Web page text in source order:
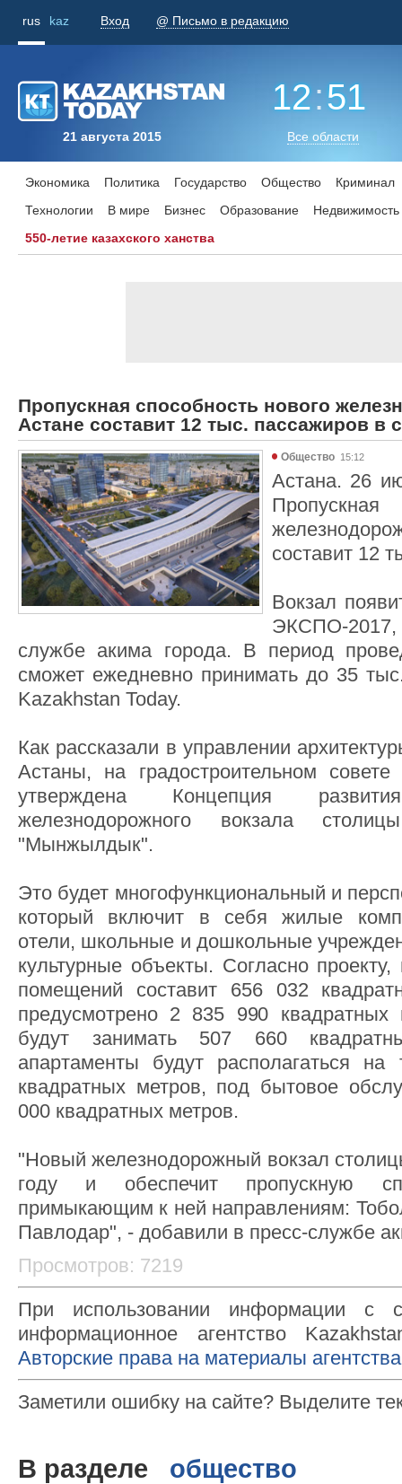
rus kaz Вход @ Письмо в редакцию
21 августа 2015
12:51
Все области
Экономика Политика Государство Общество
Криминал
Технологии
В мире Бизнес Образование
Недвижимость
550-летие казахского ханства
Пропускная способность нового
Астане составит 12 тыс. пассажиров в
Общество 15:12
Астана. 26
составит 12
Вокзал
ЭКСПО-
службе акима города. В период
сможет ежедневно принимать до 35
Kazakhstan Today.
Как рассказали в управлении
Астаны, на градостроительном
утверждена Концепция
железнодорожного вокзала
"Мынжылдык".
Это будет многофункциональный и
который включит в себя жилые
отели, школьные и дошкольные
культурные объекты. Согласно
помещений составит 656 032
предусмотрено 2 835 990 квадратных
будут занимать 507 660
апартаменты будут располагаться
квадратных метров, под бытовое
000 квадратных метров.
"Новый железнодорожный вокзал
году и обеспечит пропускную
примыкающим к ней направлениям:
Павлодар", - добавили в пресс-службе
Просмотров: 7219
При использовании информации с
информационное агентство
Авторские права на материалы
Заметили ошибку на сайте? Выделите
В разделе общество